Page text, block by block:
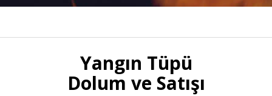
Yangın Tüpü
Dolum ve Satışı